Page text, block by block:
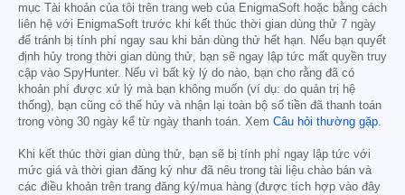
mục Tài khoản của tôi trên trang web của EnigmaSoft hoặc bằng cách
liên hệ với EnigmaSoft trước khi kết thúc thời gian dùng thử 7 ngày
để tránh bị tính phí ngay sau khi bản dùng thử hết hạn. Nếu bạn quyết
định hủy trong thời gian dùng thử, bạn sẽ ngay lập tức mất quyền truy
cập vào SpyHunter. Nếu vì bất kỳ lý do nào, bạn cho rằng đã có
khoản phí được xử lý mà bạn không muốn (ví dụ: do quản trị hệ
thống), bạn cũng có thể hủy và nhận lại toàn bộ số tiền đã thanh toán
trong vòng 30 ngày kể từ ngày thanh toán. Xem Câu hỏi thường gặp.
Khi kết thúc thời gian dùng thử, bạn sẽ bị tính phí ngay lập tức với
mức giá và thời gian đăng ký như đã nêu trong tài liệu chào bán và
các điều khoản trên trang đăng ký/mua hàng (được tích hợp vào đây